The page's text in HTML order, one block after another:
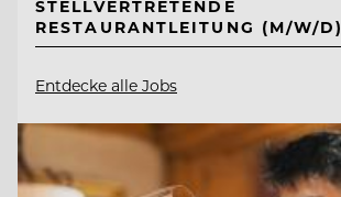
STELLVERTRETENDE
RESTAURANTLEITUNG (M/W/D)
Entdecke alle Jobs